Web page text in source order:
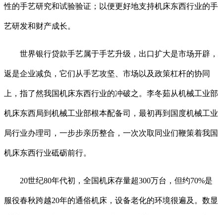
性的手艺研究和试验验证；以便更好地支持机床东西行业的手
艺研发和财产成长。
世界银行贷款手艺属于手艺升级，出口扩大是市场开辟，
返是企业减负，它们从手艺攻坚、市场以及政策杠杆的协同
上，指了然我国机床东西行业的冲破之。李冬茹从机械工业部
机床东西局到机械工业部根本配备司，最初再到国度机械工业
局行业办理司，一步步亲历整合，一次次取同业们鞭策着我国
机床东西行业砥砺前行。
20世纪80年代初，全国机床存量超300万台，但约70%是
服役春秋跨越20年的通俗机床，设备老化的环境很遍及。数显